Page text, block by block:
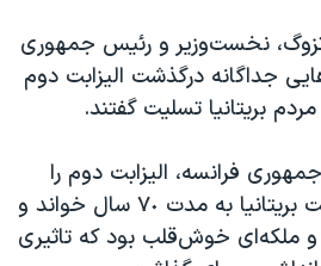
نخست‌وزیر و رئیس جمهوری
جداگانه درگذشت الیزابت دوم
بریتانیا تسلیت گفتند.
فرانسه، الیزابت دوم را
مظهر تداوم و اتحاد ملت بریتانیا به مدت ٧٠ سال خواند و
و ملکه‌ای خوش‌قلب بود که تاثیری